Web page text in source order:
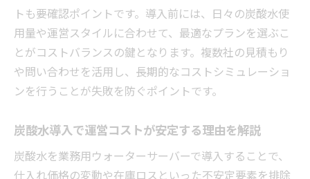
トも要確認ポイントです。導入前には、日々の炭酸水使
用量や運営スタイルに合わせて、最適なプランを選ぶこ
とがコストバランスの鍵となります。複数社の見積もり
や問い合わせを活用し、長期的なコストシミュレーショ
ンを行うことが失敗を防ぐポイントです。
炭酸水導入で運営コストが安定する理由を解説
炭酸水を業務用ウォーターサーバーで導入することで、
仕入れ価格の変動や在庫ロスといった不安定要素を排除